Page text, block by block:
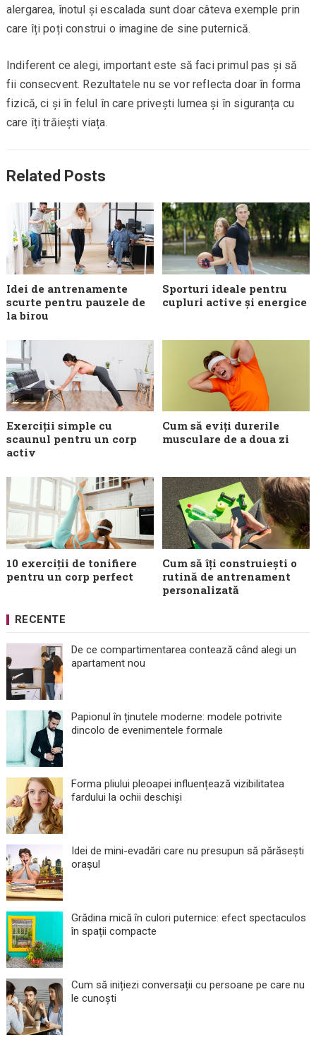
alergarea, înotul și escalada sunt doar câteva exemple prin
care îți poți construi o imagine de sine puternică.
Indiferent ce alegi, important este să faci primul pas și să
fii consecvent. Rezultatele nu se vor reflecta doar în forma
fizică, ci și în felul în care privești lumea și în siguranța cu
care îți trăiești viața.
Related Posts
Idei de antrenamente
scurte pentru pauzele de
la birou
Sporturi ideale pentru
cupluri active și energice
Exerciții simple cu
scaunul pentru un corp
activ
Cum să eviți durerile
musculare de a doua zi
10 exerciții de tonifiere
pentru un corp perfect
Cum să îți construiești o
rutină de antrenament
personalizată
RECENTE
De ce compartimentarea contează când alegi un
apartament nou
Papionul în ținutele moderne: modele potrivite
dincolo de evenimentele formale
Forma pliului pleoapei influențează vizibilitatea
fardului la ochii deschiși
Idei de mini-evadări care nu presupun să părăsești
orașul
Grădina mică în culori puternice: efect spectaculos
în spații compacte
Cum să inițiezi conversații cu persoane pe care nu
le cunoști